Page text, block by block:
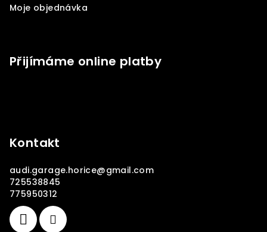
Moje objednávka
Přijímáme online platby
Kontakt
audi.garage.horice@gmail.com
725538845
775950312